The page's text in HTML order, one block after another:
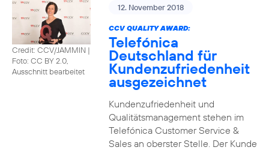
Credit: CCV/JAMMIN |
Foto: CC BY 2.0,
Ausschnitt bearbeitet
12. November 2018
CCV QUALITY AWARD:
Telefónica
Deutschland für
Kundenzufriedenheit
ausgezeichnet
Kundenzufriedenheit und
Qualitätsmanagement stehen im
Telefónica Customer Service &
Sales an oberster Stelle. Der Kunde